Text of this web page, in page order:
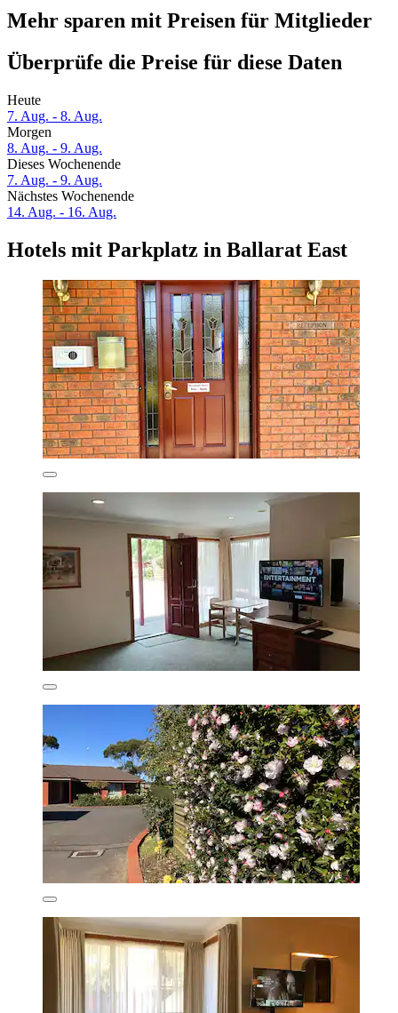
Mehr sparen mit Preisen für Mitglieder
Überprüfe die Preise für diese Daten
Heute
7. Aug. - 8. Aug.
Morgen
8. Aug. - 9. Aug.
Dieses Wochenende
7. Aug. - 9. Aug.
Nächstes Wochenende
14. Aug. - 16. Aug.
Hotels mit Parkplatz in Ballarat East